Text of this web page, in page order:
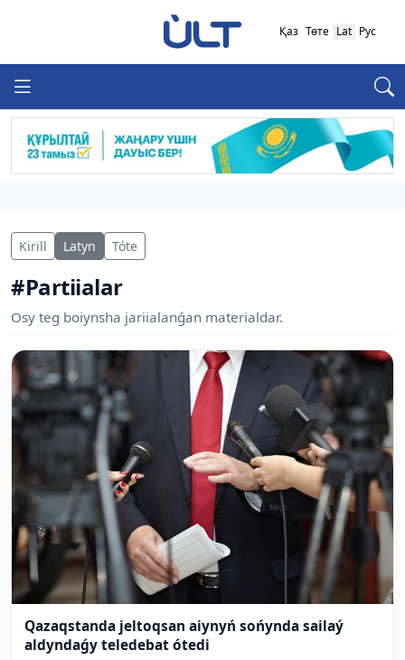
Қаз Төте Lat Рус
Kirill Latyn Tóte
#Partiialar
Osy teg boiynsha jariialanǵan materialdar.
Qazaqstanda jeltoqsan aiynyń sońynda sailaý
aldyndaǵy teledebat ótedi